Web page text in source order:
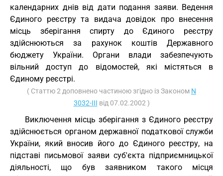
календарних днів від дати подання заяви. Ведення
Єдиного реєстру та видача довідок про внесення
місць зберігання спирту до Єдиного реєстру
здійснюються за рахунок коштів Державного
бюджету України. Органи влади забезпечують
вільний доступ до відомостей, які містяться в
Єдиному реєстрі.
( Статтю 2 доповнено частиною згідно із Законом N
3032-III від 07.02.2002 )
Виключення місць зберігання з Єдиного реєстру
здійснюється органом державної податкової служби
України, який вносив його до Єдиного реєстру, на
підставі письмової заяви суб'єкта підприємницької
діяльності, що був заявником такого місця